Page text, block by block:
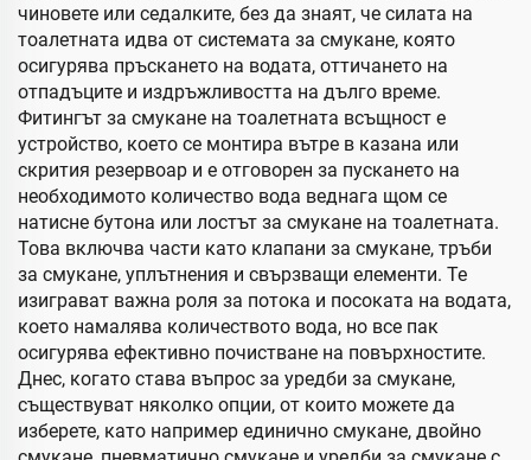
чиновете или седалките, без да знаят, че силата на
тоалетната идва от системата за смукане, която
осигурява пръскането на водата, оттичането на
отпадъците и издръжливостта на дълго време.
Фитингът за смукане на тоалетната всъщност е
устройство, което се монтира вътре в казана или
скрития резервоар и е отговорен за пускането на
необходимото количество вода веднага щом се
натисне бутона или лостът за смукане на тоалетната.
Това включва части като клапани за смукане, тръби
за смукане, уплътнения и свързващи елементи. Те
изиграват важна роля за потока и посоката на водата,
което намалява количеството вода, но все пак
осигурява ефективно почистване на повърхностите.
Днес, когато става въпрос за уредби за смукане,
съществуват няколко опции, от които можете да
изберете, като например единично смукане, двойно